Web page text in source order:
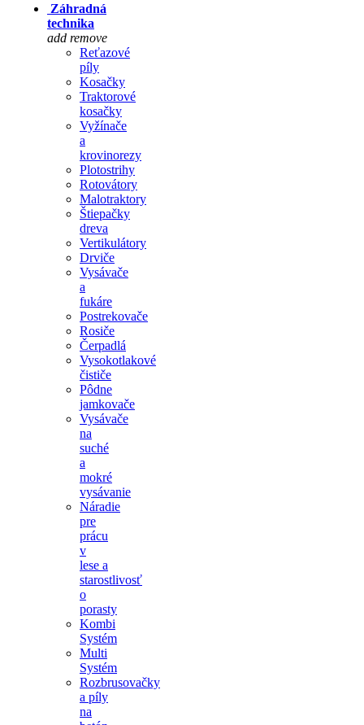
Záhradná
technika
add remove
Reťazové
píly
Kosačky
Traktorové
kosačky
Vyžínače
a
krovinorezy
Plotostrihy
Rotovátory
Malotraktory
Štiepačky
dreva
Vertikulátory
Drviče
Vysávače
a
fukáre
Postrekovače
Rosiče
Čerpadlá
Vysokotlakové
čističe
Pôdne
jamkovače
Vysávače
na
suché
a
mokré
vysávanie
Náradie
pre
prácu
v
lese a
starostlivosť
o
porasty
Kombi
Systém
Multi
Systém
Rozbrusovačky
a píly
na